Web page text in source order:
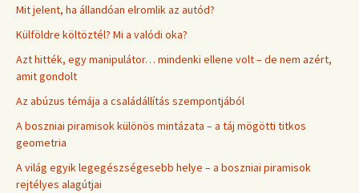
Mit jelent, ha állandóan elromlik az autód?
Külföldre költöztél? Mi a valódi oka?
Azt hitték, egy manipulátor… mindenki ellene volt – de nem azért,
amit gondolt
Az abúzus témája a családállítás szempontjából
A boszniai piramisok különös mintázata – a táj mögötti titkos
geometria
A világ egyik legegészségesebb helye – a boszniai piramisok
rejtélyes alagútjai